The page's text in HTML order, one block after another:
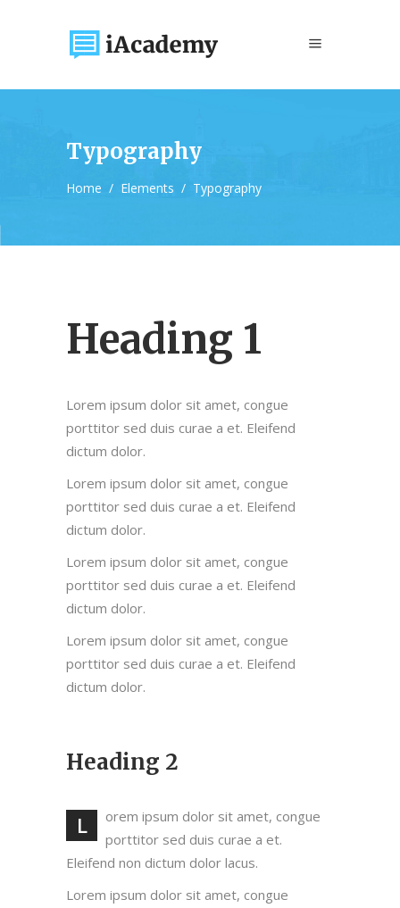
Typography
Home / Elements / Typography
Heading 1
Lorem ipsum dolor sit amet, congue
porttitor sed duis curae a et. Eleifend
dictum dolor.
Lorem ipsum dolor sit amet, congue
porttitor sed duis curae a et. Eleifend
dictum dolor.
Lorem ipsum dolor sit amet, congue
porttitor sed duis curae a et. Eleifend
dictum dolor.
Lorem ipsum dolor sit amet, congue
porttitor sed duis curae a et. Eleifend
dictum dolor.
Heading 2
L
orem ipsum dolor sit amet, congue
porttitor sed duis curae a et.
Eleifend non dictum dolor lacus.
Lorem ipsum dolor sit amet, congue